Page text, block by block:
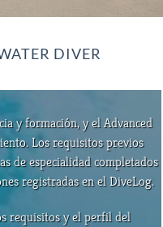
DIVER
y formación, y el Advanced
Los requisitos previos
de especialidad completados
registradas en el DiveLog.
requisitos y el perfil del